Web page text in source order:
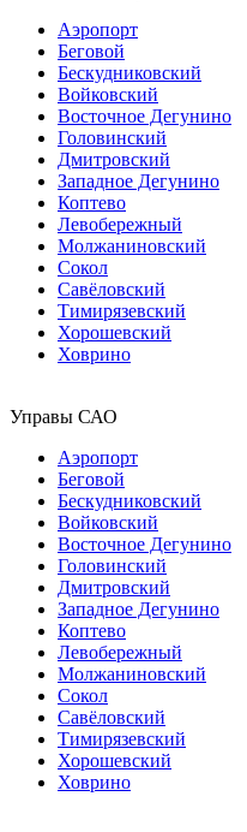
Аэропорт
Беговой
Бескудниковский
Войковский
Восточное Дегунино
Головинский
Дмитровский
Западное Дегунино
Коптево
Левобережный
Молжаниновский
Сокол
Савёловский
Тимирязевский
Хорошевский
Ховрино
Управы САО
Аэропорт
Беговой
Бескудниковский
Войковский
Восточное Дегунино
Головинский
Дмитровский
Западное Дегунино
Коптево
Левобережный
Молжаниновский
Сокол
Савёловский
Тимирязевский
Хорошевский
Ховрино